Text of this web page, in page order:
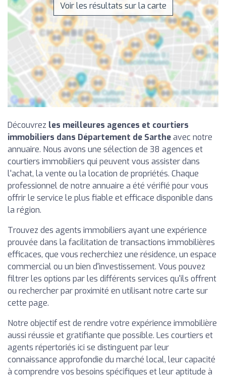
Voir les résultats sur la carte
Découvrez les meilleures agences et courtiers
immobiliers dans Département de Sartheavec notre
annuaire. Nous avons une sélection de 38 agences et
courtiers immobiliers qui peuvent vous assister dans
l'achat, la vente ou la location de propriétés. Chaque
professionnel de notre annuaire a été vérifié pour vous
offrir le service le plus fiable et efficace disponible dans
la région.
Trouvez des agents immobiliers ayant une expérience
prouvée dans la facilitation de transactions immobilières
efficaces, que vous recherchiez une résidence, un espace
commercial ou un bien d'investissement. Vous pouvez
filtrer les options par les différents services qu'ils offrent
ou rechercher par proximité en utilisant notre carte sur
cette page.
Notre objectif est de rendre votre expérience immobilière
aussi réussie et gratifiante que possible. Les courtiers et
agents répertoriés ici se distinguent par leur
connaissance approfondie du marché local, leur capacité
à comprendre vos besoins spécifiques et leur aptitude à